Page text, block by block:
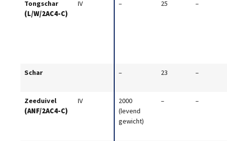
Tongschar
(L/W/2AC4-C)
IV – 25 –
Schar – 23 –
Zeeduivel
(ANF/2AC4-C)
IV
2000
(levend
gewicht)
– –